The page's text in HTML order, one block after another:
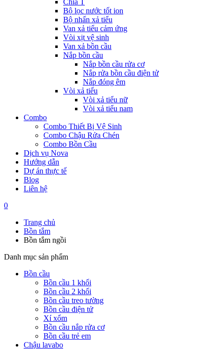
Chia T
Bộ lọc nước tốt ion
Bộ nhấn xả tiểu
Van xả tiểu cảm ứng
Vòi xịt vệ sinh
Van xả bồn cầu
Nắp bồn cầu
Nắp bồn cầu rửa cơ
Nắp rửa bồn cầu điện tử
Nắp đóng êm
Vòi xả tiểu
Vòi xả tiểu nữ
Vòi xả tiểu nam
Combo
Combo Thiết Bị Vệ Sinh
Combo Chậu Rửa Chén
Combo Bồn Cầu
Dịch vụ Nova
Hướng dẫn
Dự án thực tế
Blog
Liên hệ
0
Trang chủ
Bồn tắm
Bồn tắm ngồi
Danh mục sản phẩm
Bồn cầu
Bồn cầu 1 khối
Bồn cầu 2 khối
Bồn cầu treo tường
Bồn cầu điện tử
Xí xổm
Bồn cầu nắp rửa cơ
Bồn cầu trẻ em
Chậu lavabo